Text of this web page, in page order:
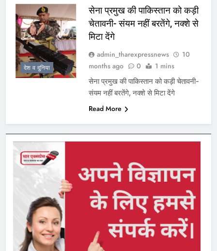
देश व दुनिया
सेना प्रमुख की पाकिस्तान को कड़ी
चेतावनी- संयम नहीं बरतेंगे, नक्शे से
मिटा देंगे
admin_tharexpressnews
10
months ago
0 1 mins
सेना प्रमुख की पाकिस्तान को कड़ी चेतावनी-
संयम नहीं बरतेंगे, नक्शे से मिटा देंगे
Read More